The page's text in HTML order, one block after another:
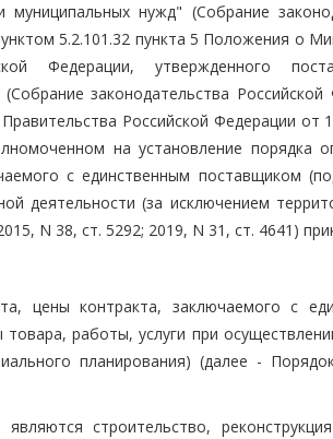
нужд" (Собрание
5.2.101.32 пункта 5 Положения о
Федерации, утвержденного
законодательства Российской
Российской Федерации от
на установление порядка
с единственным поставщиком
деятельности (за исключением
N 38, ст. 5292; 2019, N 31, ст. 4641)
цены контракта, заключаемого с
работы, услуги при
планирования) (далее -
строительство,